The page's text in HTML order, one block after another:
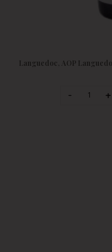
Languedoc, AOP